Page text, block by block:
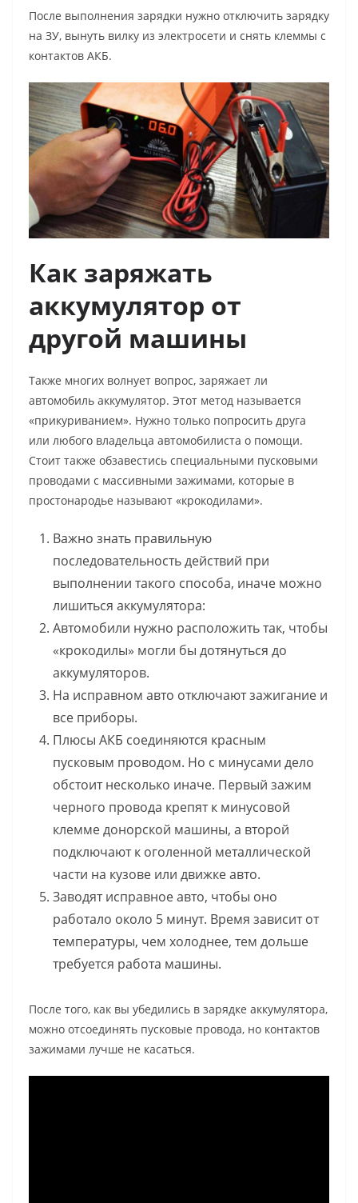
После выполнения зарядки нужно отключить зарядку
на ЗУ, вынуть вилку из электросети и снять клеммы с
контактов АКБ.
Как заряжать
аккумулятор от
другой машины
Также многих волнует вопрос, заряжает ли
автомобиль аккумулятор. Этот метод называется
«прикуриванием». Нужно только попросить друга
или любого владельца автомобилиста о помощи.
Стоит также обзавестись специальными пусковыми
проводами с массивными зажимами, которые в
простонародье называют «крокодилами».
Важно знать правильную
последовательность действий при
выполнении такого способа, иначе можно
лишиться аккумулятора:
Автомобили нужно расположить так, чтобы
«крокодилы» могли бы дотянуться до
аккумуляторов.
На исправном авто отключают зажигание и
все приборы.
Плюсы АКБ соединяются красным
пусковым проводом. Но с минусами дело
обстоит несколько иначе. Первый зажим
черного провода крепят к минусовой
клемме донорской машины, а второй
подключают к оголенной металлической
части на кузове или движке авто.
Заводят исправное авто, чтобы оно
работало около 5 минут. Время зависит от
температуры, чем холоднее, тем дольше
требуется работа машины.
После того, как вы убедились в зарядке аккумулятора,
можно отсоединять пусковые провода, но контактов
зажимами лучше не касаться.